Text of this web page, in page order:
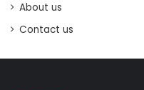
About us
Contact us